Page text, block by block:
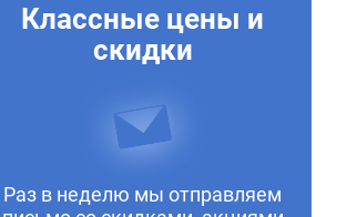
Классные цены и
скидки
Раз в неделю мы отправляем